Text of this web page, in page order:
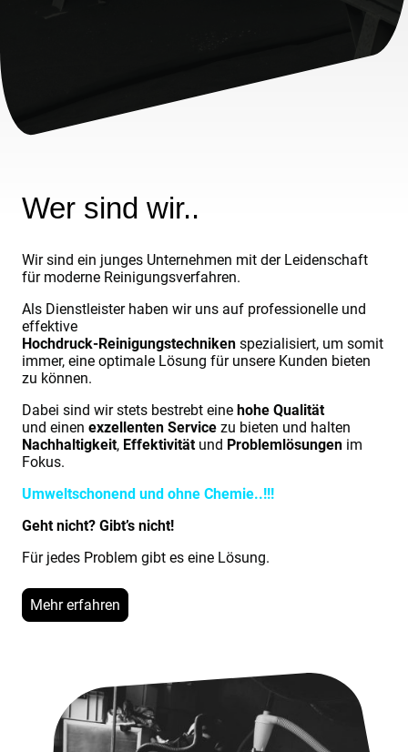
Wer sind wir..
Wir sind ein junges Unternehmen mit der Leidenschaft
für moderne Reinigungsverfahren.
Als Dienstleister haben wir uns auf professionelle und
effektive
Hochdruck-Reinigungstechniken spezialisiert, um somit
immer, eine optimale Lösung für unsere Kunden bieten
zu können.
Dabei sind wir stets bestrebt eine hohe Qualität
und einen exzellenten Service zu bieten und halten
Nachhaltigkeit, Effektivität und Problemlösungen im
Fokus.
Umweltschonend und ohne Chemie..!!!
Geht nicht? Gibt’s nicht!
Für jedes Problem gibt es eine Lösung.
Mehr erfahren